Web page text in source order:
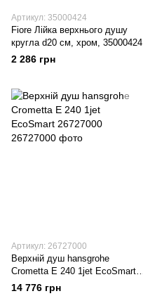
Артикул: 35000424
Fiore Лійка верхнього душу
кругла d20 см, хром, 35000424
2 286 грн
Артикул: 26727000
Верхній душ hansgrohe
Crometta E 240 1jet EcoSmart
26727000
14 776 грн